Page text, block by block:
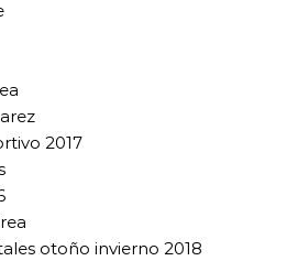
2017
otoño invierno 2018